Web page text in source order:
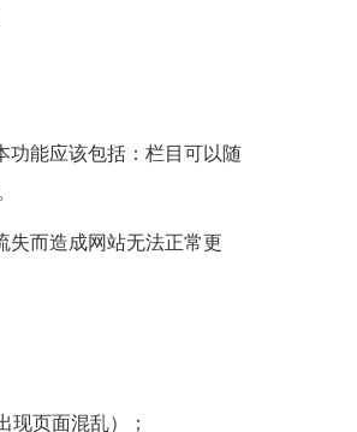
功能应该包括：栏目可以随
失而造成网站无法正常更
现页面混乱）；